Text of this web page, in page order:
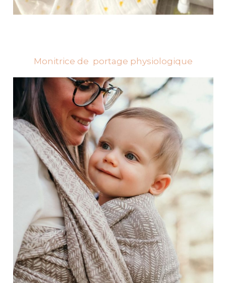
Monitrice de portage physiologique